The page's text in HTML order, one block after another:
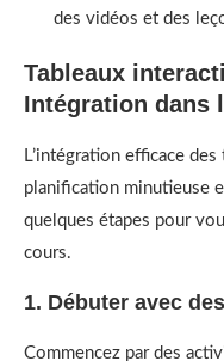
des vidéos et des
Tableaux
Intégration dans
L’intégration efficace
planification minutieuse
quelques étapes pour
cours.
1. Débuter avec
Commencez par des